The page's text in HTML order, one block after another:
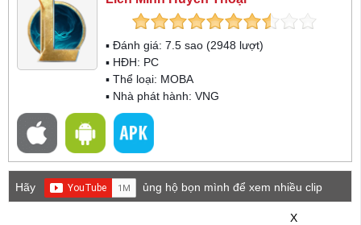
▪ Đánh giá: 7.5 sao (2948 lượt)
▪ HĐH: PC
▪ Thể loại: MOBA
▪ Nhà phát hành: VNG
Hãy
ủng hộ bọn mình để xem nhiều clip
X